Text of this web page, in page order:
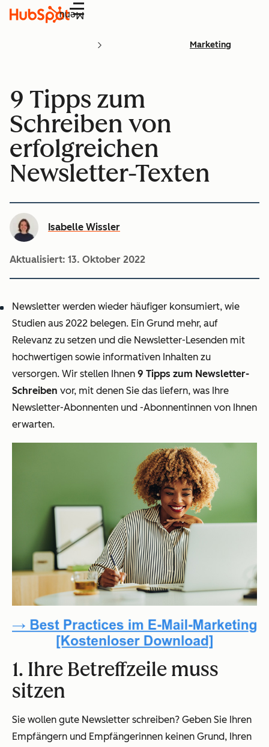
Menü
Marketing
9 Tipps zum
Schreiben von
erfolgreichen
Newsletter-Texten
Isabelle Wissler
Aktualisiert: 13. Oktober 2022
Newsletter werden wieder häufiger konsumiert, wie
Studien aus 2022 belegen. Ein Grund mehr, auf
Relevanz zu setzen und die Newsletter-Lesenden mit
hochwertigen sowie informativen Inhalten zu
versorgen. Wir stellen Ihnen 9 Tipps zum Newsletter-
Schreiben vor, mit denen Sie das liefern, was Ihre
Newsletter-Abonnenten und -Abonnentinnen von Ihnen
erwarten.
1. Ihre Betreffzeile muss
sitzen
Sie wollen gute Newsletter schreiben? Geben Sie Ihren
Empfängern und Empfängerinnen keinen Grund, Ihren